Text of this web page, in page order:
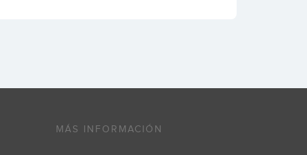
MÁS INFORMACIÓN